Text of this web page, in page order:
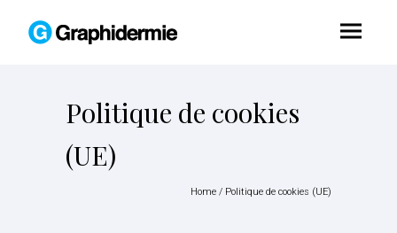
Politique de cookies
(UE)
Home / Politique de cookies (UE)